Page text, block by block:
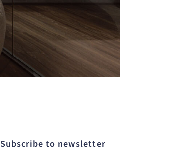
Subscribe to newsletter​